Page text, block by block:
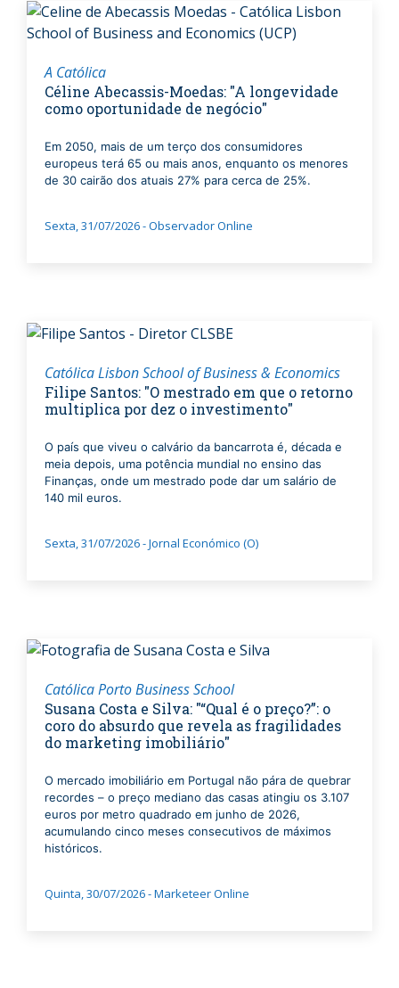
A Católica
Céline Abecassis-Moedas: "A longevidade
como oportunidade de negócio"
Em 2050, mais de um terço dos consumidores
europeus terá 65 ou mais anos, enquanto os menores
de 30 cairão dos atuais 27% para cerca de 25%.
Sexta, 31/07/2026 - Observador Online
Católica Lisbon School of Business & Economics
Filipe Santos: "O mestrado em que o retorno
multiplica por dez o investimento"
O país que viveu o calvário da bancarrota é, década e
meia depois, uma potência mundial no ensino das
Finanças, onde um mestrado pode dar um salário de
140 mil euros.
Sexta, 31/07/2026 - Jornal Económico (O)
Católica Porto Business School
Susana Costa e Silva: "“Qual é o preço?”: o
coro do absurdo que revela as fragilidades
do marketing imobiliário"
O mercado imobiliário em Portugal não pára de quebrar
recordes – o preço mediano das casas atingiu os 3.107
euros por metro quadrado em junho de 2026,
acumulando cinco meses consecutivos de máximos
históricos.
Quinta, 30/07/2026 - Marketeer Online